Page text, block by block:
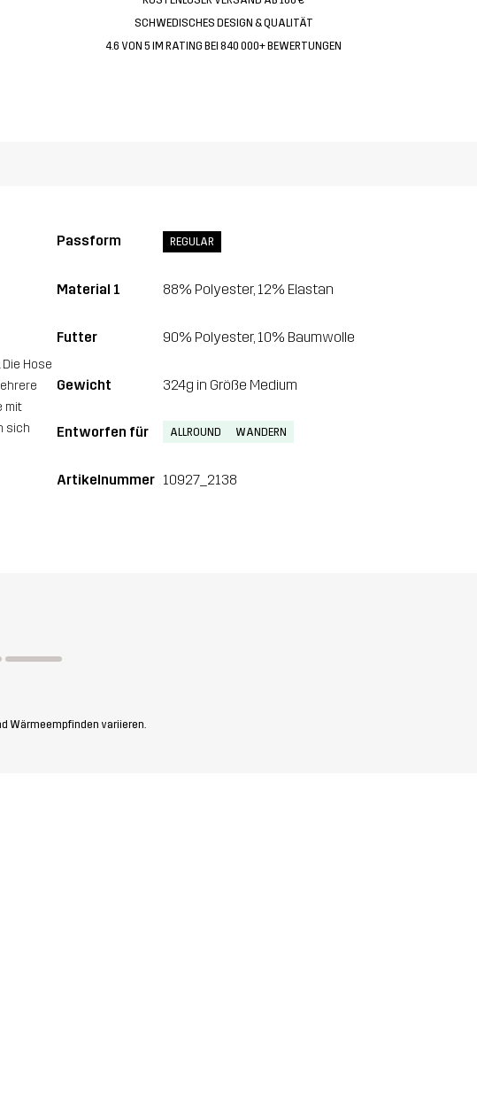
SCHWEDISCHES DESIGN & QUALITÄT
4.6 VON 5 IM RATING BEI 840 000+ BEWERTUNGEN
Hose
mit
sich
Passform REGULAR
Material 1 88% Polyester, 12% Elastan
Futter 90% Polyester, 10% Baumwolle
Gewicht 324g in Größe Medium
Entworfen für ALLROUND WANDERN
Artikelnummer 10927_2138
Wärmeempfinden variieren.